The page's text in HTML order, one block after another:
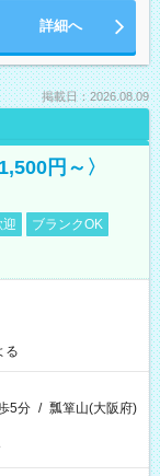
詳細へ
掲載日：2026.08.09
円～〉
迎
ブランクOK
る
5分 / 瓢箪山(大阪府)